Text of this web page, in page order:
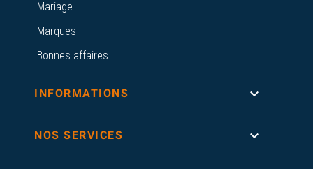
Mariage
Marques
Bonnes affaires
INFORMATIONS 
NOS SERVICES 